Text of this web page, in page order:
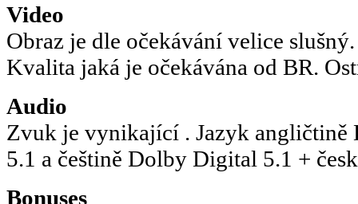
Video
Obraz je dle očekávání velice
Kvalita jaká je očekávána od BR.
Audio
Zvuk je vynikající . Jazyk angličtině
5.1 a češtině Dolby Digital 5.1 +
Bonuses